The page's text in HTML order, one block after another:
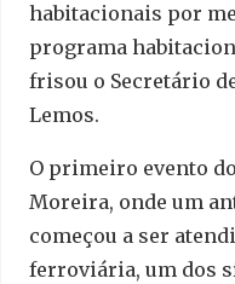
habitacionais por
programa
frisou o Secretário
Lemos.
O primeiro evento
Moreira, onde um
começou a ser
ferroviária, um dos